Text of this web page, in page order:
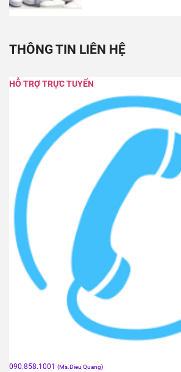
THÔNG TIN LIÊN HỆ
HỖ TRỢ TRỰC TUYẾN
090.858.1001 (Ms.Dieu Quang)